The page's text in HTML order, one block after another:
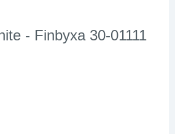
- Finbyxa 30-01111